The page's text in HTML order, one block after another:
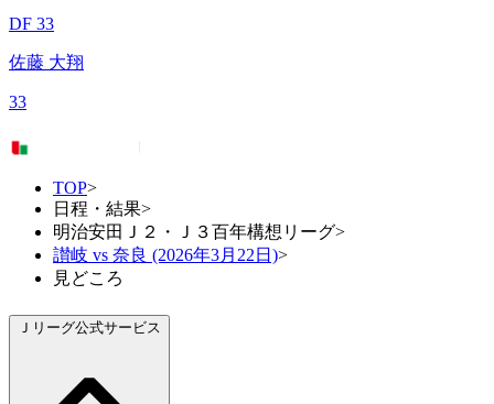
DF 33
佐藤 大翔
33
TOP>
日程・結果>
明治安田Ｊ２・Ｊ３百年構想リーグ>
讃岐 vs 奈良 (2026年3月22日)>
見どころ
Ｊリーグ公式サービス